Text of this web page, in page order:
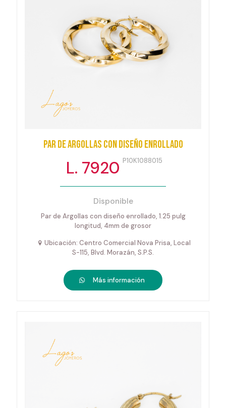
Par de Argollas con diseño enrollado
L. 7920 P10K1088015
Disponible
Par de Argollas con diseño enrollado, 1.25 pulg
longitud, 4mm de grosor
Ubicación: Centro Comercial Nova Prisa, Local
S-115, Blvd. Morazán, S.P.S.
Más información